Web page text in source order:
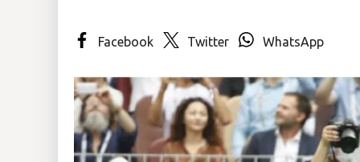
Multimedia
Facebook Twitter WhatsApp